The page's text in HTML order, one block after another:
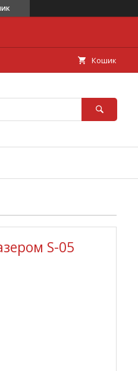
Кошик
S-05